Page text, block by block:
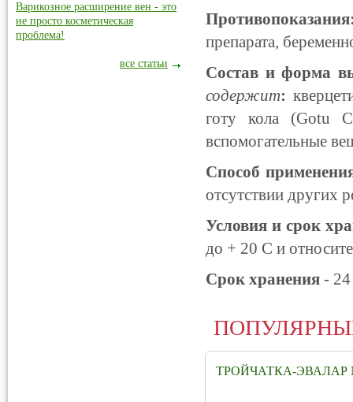
препарата,
Состав и форма
содержит:
готу кола (Gotu
вспомогательные
Способ
отсутствии других
Условия и срок
до + 20 С и
Срок хранения -
ТРОЙЧАТКА-ЭВАЛАР
Варикозное расширение вен - это
не просто косметическая
проблема!
все статьи